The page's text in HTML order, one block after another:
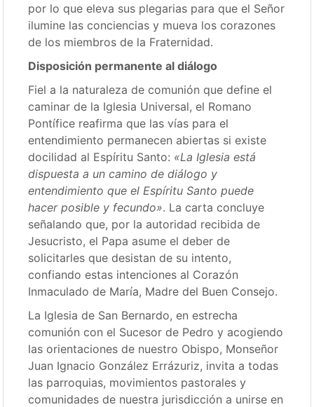
por lo que eleva sus plegarias para que el Señor
ilumine las conciencias y mueva los corazones
de los miembros de la Fraternidad.
Disposición permanente al diálogo
Fiel a la naturaleza de comunión que define el
caminar de la Iglesia Universal, el Romano
Pontífice reafirma que las vías para el
entendimiento permanecen abiertas si existe
docilidad al Espíritu Santo: «La Iglesia está
dispuesta a un camino de diálogo y
entendimiento que el Espíritu Santo puede
hacer posible y fecundo». La carta concluye
señalando que, por la autoridad recibida de
Jesucristo, el Papa asume el deber de
solicitarles que desistan de su intento,
confiando estas intenciones al Corazón
Inmaculado de María, Madre del Buen Consejo.
La Iglesia de San Bernardo, en estrecha
comunión con el Sucesor de Pedro y acogiendo
las orientaciones de nuestro Obispo, Monseñor
Juan Ignacio González Errázuriz, invita a todas
las parroquias, movimientos pastorales y
comunidades de nuestra jurisdicción a unirse en